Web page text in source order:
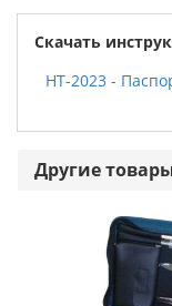
Скачать
HT-2023 -
Другие